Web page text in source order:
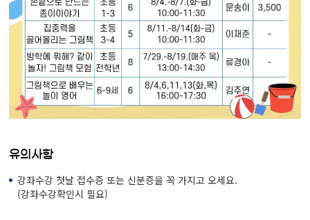
유의사항
강좌수강 첫날 접수증 또는 신분증을 꼭 가지고 오세요.
(강좌수강확인시 필요)